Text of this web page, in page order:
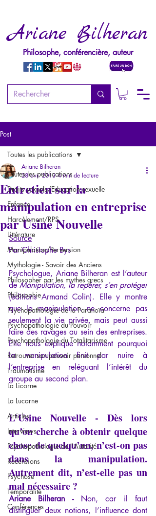
Ariane Bilheran
Philosophe, conférencière, auteur
Post
Toutes les publications
Droits sexuels/Education sexuelle
Enfance
Harcèlement/RPS
Littérature
Manipulation/Perversion
Mythologie - Savoir des Anciens
Philosopher par les mythes grecs
Philosophie
Psychopathologie de la Paranoïa
Psychopathologie du Pouvoir
Psychopathologie du Totalitarisme
Retrouver son pouvoir personnel
Traumatisme
La Licorne
La Lucarne
Articles
Interviews
Psychopathologie de l'Autorité
Recensions
Psychose
Temporalité
Conférences
Toutes les publications
Entretien sur la
manipulation en entreprise
par Usine Nouvelle
Ariane Bilheran
28 avr. 2013 4 min de lecture
Source
Par Christophe Bys
Psychologue, Ariane Bilheran est l’auteur
de Manipulation, la repérer, s’en protéger
(éditions Armand Colin). Elle y montre
que la manipulation ne concerne pas
seulement la vie privée, mais peut aussi
faire des ravages au sein des entreprises.
Elle nous explique notamment pourquoi
la manipulation finit par nuire à
l’entreprise en reléguant l’intérêt du
groupe au second plan.
L’Usine Nouvelle - Dès lors
qu’on cherche à obtenir quelque
chose de quelqu’un, n’est-on pas
dans la manipulation.
Autrement dit, n’est-elle pas un
mal nécessaire ?
Ariane Bilheran - Non, car il faut
distinguer deux notions, l’influence dont